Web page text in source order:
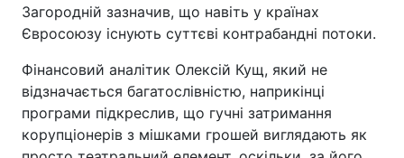
Загородній зазначив, що навіть у країнах
Євросоюзу існують суттєві контрабандні потоки.
Фінансовий аналітик Олексій Кущ, який не
відзначається багатослівністю, наприкінці
програми підкреслив, що гучні затримання
корупціонерів з мішками грошей виглядають як